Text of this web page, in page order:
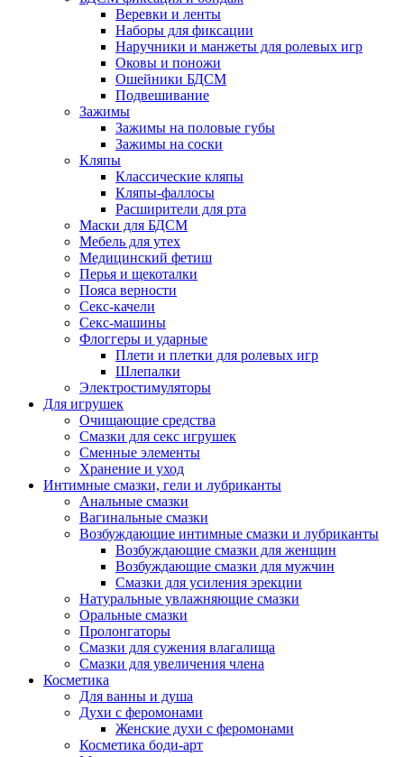
Веревки и ленты
Наборы для фиксации
Наручники и манжеты для ролевых игр
Оковы и поножи
Ошейники БДСМ
Подвешивание
Зажимы
Зажимы на половые губы
Зажимы на соски
Кляпы
Классические кляпы
Кляпы-фаллосы
Расширители для рта
Маски для БДСМ
Мебель для утех
Медицинский фетиш
Перья и щекоталки
Пояса верности
Секс-качели
Секс-машины
Флоггеры и ударные
Плети и плетки для ролевых игр
Шлепалки
Электростимуляторы
Для игрушек
Очищающие средства
Смазки для секс игрушек
Сменные элементы
Хранение и уход
Интимные смазки, гели и лубриканты
Анальные смазки
Вагинальные смазки
Возбуждающие интимные смазки и лубриканты
Возбуждающие смазки для женщин
Возбуждающие смазки для мужчин
Смазки для усиления эрекции
Натуральные увлажняющие смазки
Оральные смазки
Пролонгаторы
Смазки для сужения влагалища
Смазки для увеличения члена
Косметика
Для ванны и душа
Духи с феромонами
Женские духи с феромонами
Косметика боди-арт